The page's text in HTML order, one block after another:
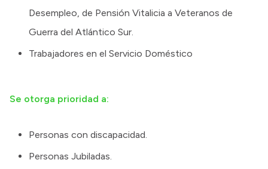
Desempleo, de Pensión Vitalicia a Veteranos de
Guerra del Atlántico Sur.
Trabajadores en el Servicio Doméstico
Se otorga prioridad a:
Personas con discapacidad.
Personas Jubiladas.